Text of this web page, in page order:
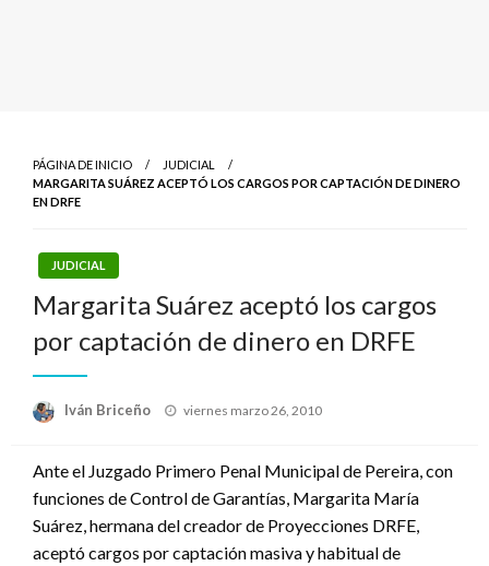
PÁGINA DE INICIO
JUDICIAL
MARGARITA SUÁREZ ACEPTÓ LOS CARGOS POR CAPTACIÓN DE DINERO
EN DRFE
JUDICIAL
Margarita Suárez aceptó los cargos
por captación de dinero en DRFE
Iván Briceño
Publicado
viernes marzo 26, 2010
Ante el Juzgado Primero Penal Municipal de Pereira, con
funciones de Control de Garantías, Margarita María
Suárez, hermana del creador de Proyecciones DRFE,
aceptó cargos por captación masiva y habitual de